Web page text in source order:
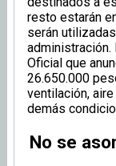
resto estarán
serán
Oficial que
26.650.000
ventilación,
demás
No se